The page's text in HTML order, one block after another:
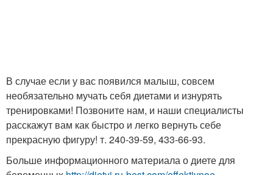
В случае если у вас появился малыш, совсем
необязательно мучать себя диетами и изнурять
тренировками! Позвоните нам, и наши специалисты
расскажут вам как быстро и легко вернуть себе
прекрасную фигуру! т. 240-39-59, 433-66-93.
Больше информационного материала о диете для